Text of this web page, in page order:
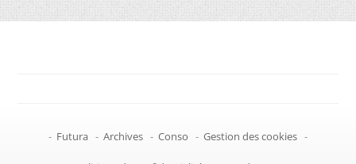
- Futura - Archives - Conso - Gestion des cookies -